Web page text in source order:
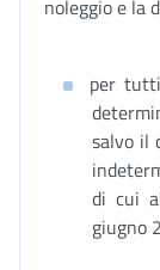
noleggio e la
per
salvo il
di cui
giugno